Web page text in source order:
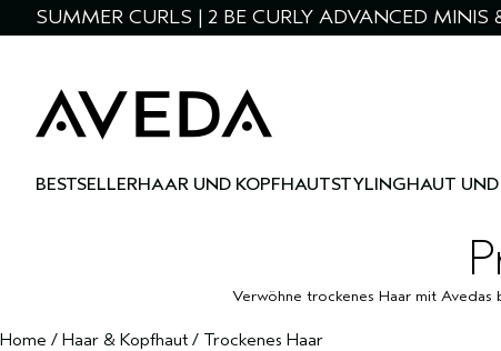
SUMMER CURLS | 2 BE CURLY ADVANCED
BESTSELLERHAAR UND KOPFHAUTSTYLINGHAUT UND
Verwöhne trockenes Haar mit
Home / Haar & Kopfhaut / Trockenes Haar